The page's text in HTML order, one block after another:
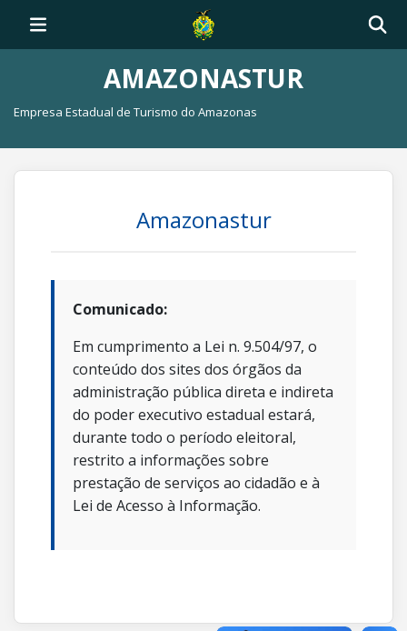
AMAZONASTUR
Empresa Estadual de Turismo do Amazonas
Amazonastur
Comunicado:
Em cumprimento a Lei n. 9.504/97, o
conteúdo dos sites dos órgãos da
administração pública direta e indireta
do poder executivo estadual estará,
durante todo o período eleitoral,
restrito a informações sobre
prestação de serviços ao cidadão e à
Lei de Acesso à Informação.